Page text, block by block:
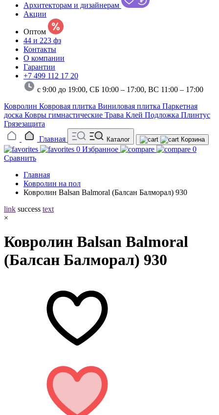
Архитекторам и дизайнерам
Акции
Оптом
44 и 223 фз
Контакты
О компании
Гарантии
+7 499 112 17 20
с 9:00 до 19:00, СБ 10:00 – 17:00, ВС 11:00 – 17:00
Ковролин Ковровая плитка Виниловая плитка Паркетная
доска Ковры гимнастические Трава Клей Подложка Плинтус
Грязезащита
Главная
Каталог Корзина
0 Избранное
0
Сравнить
Главная
Ковролин на пол
Ковролин Balsan Balmoral (Балсан Балморал) 930
link success text
×
Ковролин Balsan Balmoral
(Балсан Балморал) 930